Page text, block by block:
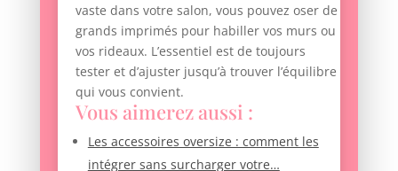
vaste dans votre salon, vous pouvez oser de
grands imprimés pour habiller vos murs ou
vos rideaux. L’essentiel est de toujours
tester et d’ajuster jusqu’à trouver l’équilibre
qui vous convient.
Vous aimerez aussi :
Les accessoires oversize : comment les
intégrer sans surcharger votre…